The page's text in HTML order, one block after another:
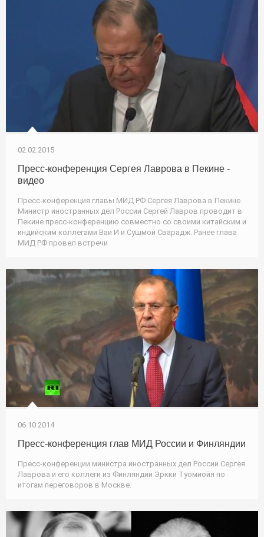
02.02.2015
Пресс-конференция Сергея Лаврова в Пекине -
видео
Пресс-конференция главы МИД РФ Сергея Лаврова в Пекине.
Министр иностранных дел России Сергей Лавров проводит в
Пекине пресс-конференцию совместно со своими китайским и
индийским коллегами Ваи И и Сушмой Сварадж. Ранее глава
МИД РФ провел встречи
06.10.2014
Пресс-конференция глав МИД России и Финляндии
Пресс-конференции министра иностранных дел России Сергея
Лаврова и его коллеги из Финляндии Эркки Туомиойя по
итогам переговоров в Москве.